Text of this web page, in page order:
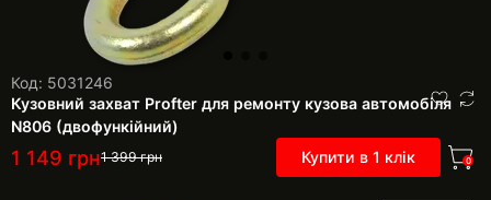
Код: 5031246
Кузовний захват Profter для ремонту кузова автомобіля
N806 (двофункійний)
1 149 грн1 399грн Купити в 1 клік 0